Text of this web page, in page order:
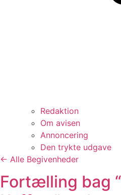
Redaktion
Om avisen
Annoncering
Den trykte udgave
← Alle Begivenheder
Fortælling bag